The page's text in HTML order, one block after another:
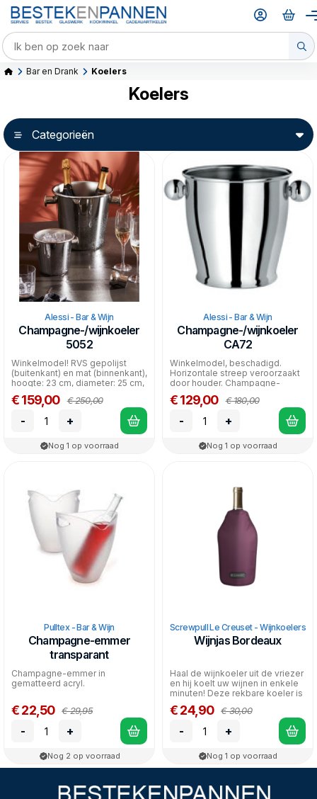
Bar en Drank Koelers
Koelers
Categorieën
Alessi - Bar & Wijn
Champagne-/wijnkoeler
5052
Winkelmodel! RVS gepolijst
(buitenkant) en mat (binnenkant),
hoogte: 23 cm, diameter: 25 cm,
er passen 2...
€ 159,00 € 250,00
- +
Nog 1 op voorraad
Alessi - Bar & Wijn
Champagne-/wijnkoeler
CA72
Winkelmodel, beschadigd.
Horizontale streep veroorzaakt
door houder. Champagne-
emmer in rvs, gepolijst....
€ 129,00 € 180,00
- +
Nog 1 op voorraad
Pulltex - Bar & Wijn
Champagne-emmer
transparant
Champagne-emmer in
gematteerd acryl.
€ 22,50 € 29,95
- +
Nog 2 op voorraad
Screwpull Le Creuset - Wijnkoelers
Wijnjas Bordeaux
Haal de wijnkoeler uit de vriezer
en hij koelt uw wijnen in enkele
minuten! Deze rekbare koeler is
ges...
€ 24,90 € 30,00
- +
Nog 1 op voorraad